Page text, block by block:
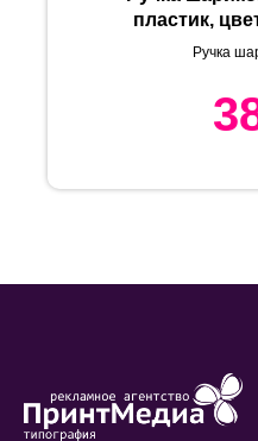
пластик,
Ручка